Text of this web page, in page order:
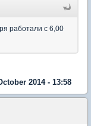
работали с 6,00
2014 - 13:58